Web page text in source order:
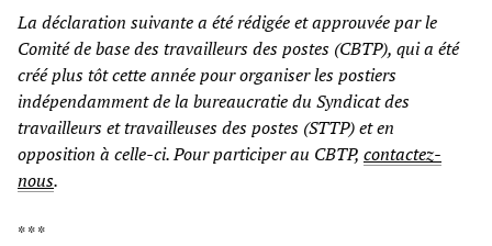
La déclaration suivante a été rédigée et approuvée par le
Comité de base des travailleurs des postes (CBTP), qui a été
créé plus tôt cette année pour organiser les postiers
indépendamment de la bureaucratie du Syndicat des
travailleurs et travailleuses des postes (STTP) et en
opposition à celle-ci. Pour participer au CBTP, contactez-
nous.
* * *